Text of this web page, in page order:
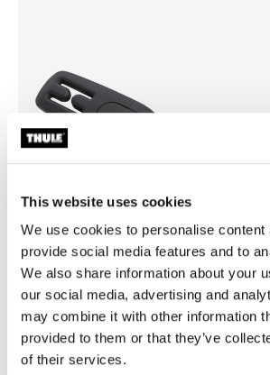
This website uses cookies
We use cookies to personalise content
provide social media features and to
We also share information about your
our social media, advertising and
may combine it with other information
provided to them or that they’ve
of their services.
Thule Yepp harness clip
安全带夹黑色
¥50.00
尾灯